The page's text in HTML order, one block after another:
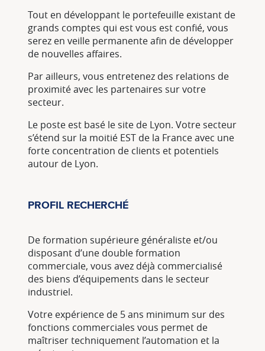
Tout en développant le portefeuille existant de
grands comptes qui est vous est confié, vous
serez en veille permanente afin de développer
de nouvelles affaires.
Par ailleurs, vous entretenez des relations de
proximité avec les partenaires sur votre
secteur.
Le poste est basé le site de Lyon. Votre secteur
s’étend sur la moitié EST de la France avec une
forte concentration de clients et potentiels
autour de Lyon.
PROFIL RECHERCHÉ
De formation supérieure généraliste et/ou
disposant d’une double formation
commerciale, vous avez déjà commercialisé
des biens d’équipements dans le secteur
industriel.
Votre expérience de 5 ans minimum sur des
fonctions commerciales vous permet de
maîtriser techniquement l’automation et la